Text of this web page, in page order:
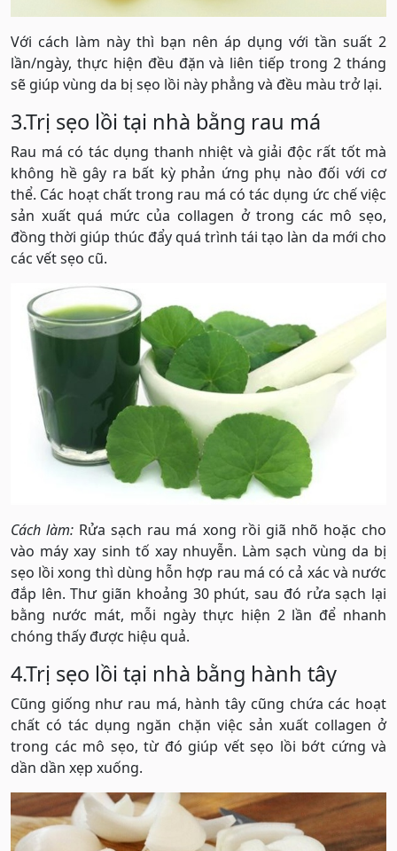
Với cách làm này thì bạn nên áp dụng với tần suất 2
lần/ngày, thực hiện đều đặn và liên tiếp trong 2 tháng
sẽ giúp vùng da bị sẹo lồi này phẳng và đều màu trở lại.
3.Trị sẹo lồi tại nhà bằng rau má
Rau má có tác dụng thanh nhiệt và giải độc rất tốt mà
không hề gây ra bất kỳ phản ứng phụ nào đối với cơ
thể. Các hoạt chất trong rau má có tác dụng ức chế việc
sản xuất quá mức của collagen ở trong các mô sẹo,
đồng thời giúp thúc đẩy quá trình tái tạo làn da mới cho
các vết sẹo cũ.
Cách làm: Rửa sạch rau má xong rồi giã nhõ hoặc cho
vào máy xay sinh tố xay nhuyễn. Làm sạch vùng da bị
sẹo lồi xong thì dùng hỗn hợp rau má có cả xác và nước
đắp lên. Thư giãn khoảng 30 phút, sau đó rửa sạch lại
bằng nước mát, mỗi ngày thực hiện 2 lần để nhanh
chóng thấy được hiệu quả.
4.Trị sẹo lồi tại nhà bằng hành tây
Cũng giống như rau má, hành tây cũng chứa các hoạt
chất có tác dụng ngăn chặn việc sản xuất collagen ở
trong các mô sẹo, từ đó giúp vết sẹo lồi bớt cứng và
dần dần xẹp xuống.